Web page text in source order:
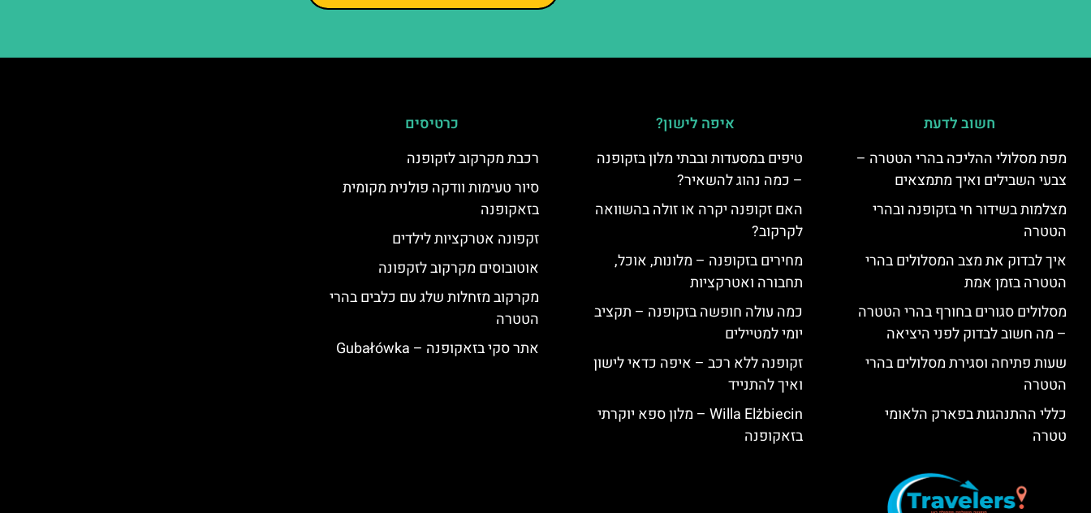
חשוב לדעת
מפת מסלולי ההליכה בהרי הטטרה –
צבעי השבילים ואיך מתמצאים
מצלמות בשידור חי בזקופנה ובהרי
הטטרה
איך לבדוק את מצב המסלולים בהרי
הטטרה בזמן אמת
מסלולים סגורים בחורף בהרי הטטרה
– מה חשוב לבדוק לפני היציאה
שעות פתיחה וסגירת מסלולים בהרי
הטטרה
כללי ההתנהגות בפארק הלאומי
טטרה
איפה לישון?
טיפים במסעדות ובבתי מלון בזקופנה
– כמה נהוג להשאיר?
האם זקופנה יקרה או זולה בהשוואה
לקרקוב?
מחירים בזקופנה – מלונות, אוכל,
תחבורה ואטרקציות
כמה עולה חופשה בזקופנה – תקציב
יומי למטיילים
זקופנה ללא רכב – איפה כדאי לישון
ואיך להתנייד
Willa Elżbiecin – מלון ספא יוקרתי
בזאקופנה
כרטיסים
רכבת מקרקוב לזקופנה
סיור טעימות וודקה פולנית מקומית
בזאקופנה
זקפונה אטרקציות לילדים
אוטובוסים מקרקוב לזקפונה
מקרקוב מזחלות שלג עם כלבים בהרי
הטטרה
אתר סקי בזאקופנה – Gubałówka